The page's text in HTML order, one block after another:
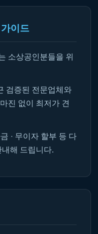
이드
소상공인분들을 위
검증된 전문업체와
진 없이 최저가 견
· 무이자 할부 등 다
해 드립니다.